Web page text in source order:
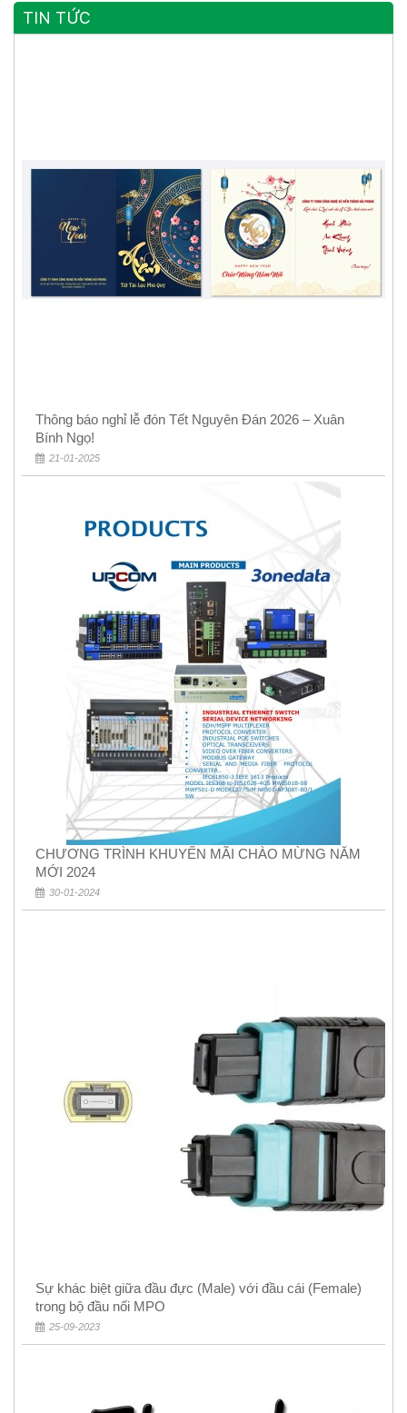
TIN TỨC
Thông báo nghỉ lễ đón Tết Nguyên Đán 2026 – Xuân
Bính Ngọ!
21-01-2025
CHƯƠNG TRÌNH KHUYẾN MÃI CHÀO MỪNG NĂM
MỚI 2024
30-01-2024
Sự khác biệt giữa đầu đực (Male) với đầu cái (Female)
trong bộ đầu nối MPO
25-09-2023